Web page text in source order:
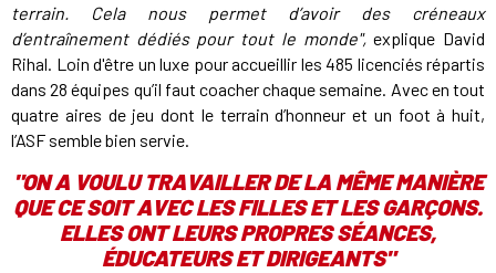
terrain. Cela nous permet d’avoir des créneaux
d’entraînement dédiés pour tout le monde",explique David
Rihal. Loin d'être un luxe pour accueillir les 485 licenciés répartis
dans 28 équipes qu’il faut coacher chaque semaine. Avec en tout
quatre aires de jeu dont le terrain d’honneur et un foot à huit,
l’ASF semble bien servie.
"ON A VOULU TRAVAILLER DE LA MÊME MANIÈRE
QUE CE SOIT AVEC LES FILLES ET LES GARÇONS.
ELLES ONT LEURS PROPRES SÉANCES,
ÉDUCATEURS ET DIRIGEANTS"